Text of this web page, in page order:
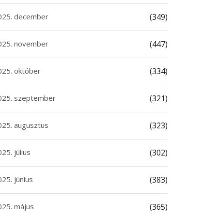
december (349)
november (447)
október (334)
szeptember (321)
augusztus (323)
július (302)
június (383)
május (365)